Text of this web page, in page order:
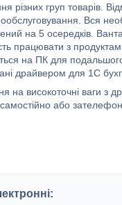
груп товарів.
Вся
на 5 осередків.
працювати з
на ПК для
драйвером для 1С
високоточні ваги з
або